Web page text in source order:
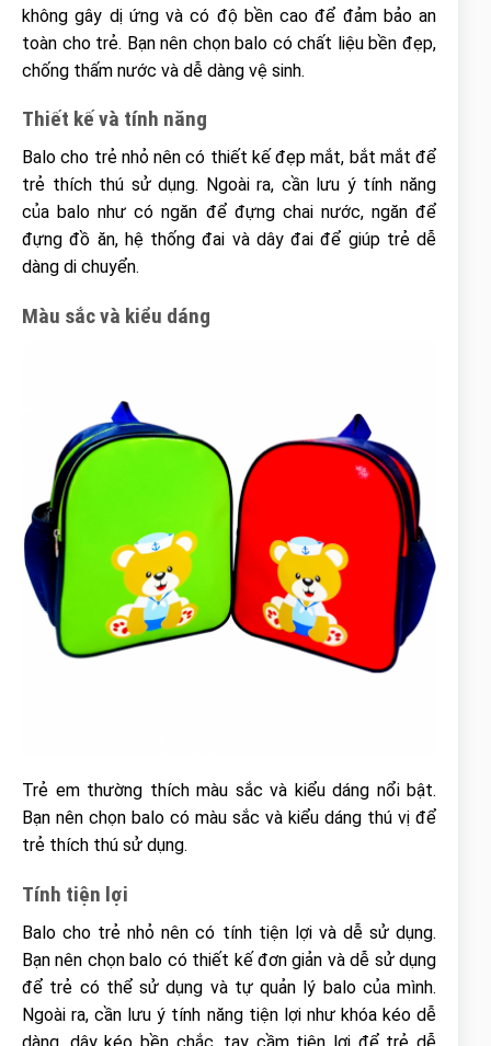
không gây dị ứng và có độ bền cao để đảm bảo an
toàn cho trẻ. Bạn nên chọn balo có chất liệu bền đẹp,
chống thấm nước và dễ dàng vệ sinh.
Thiết kế và tính năng
Balo cho trẻ nhỏ nên có thiết kế đẹp mắt, bắt mắt để
trẻ thích thú sử dụng. Ngoài ra, cần lưu ý tính năng
của balo như có ngăn để đựng chai nước, ngăn để
đựng đồ ăn, hệ thống đai và dây đai để giúp trẻ dễ
dàng di chuyển.
Màu sắc và kiểu dáng
Trẻ em thường thích màu sắc và kiểu dáng nổi bật.
Bạn nên chọn balo có màu sắc và kiểu dáng thú vị để
trẻ thích thú sử dụng.
Tính tiện lợi
Balo cho trẻ nhỏ nên có tính tiện lợi và dễ sử dụng.
Bạn nên chọn balo có thiết kế đơn giản và dễ sử dụng
để trẻ có thể sử dụng và tự quản lý balo của mình.
Ngoài ra, cần lưu ý tính năng tiện lợi như khóa kéo dễ
dàng, dây kéo bền chắc, tay cầm tiện lợi để trẻ dễ